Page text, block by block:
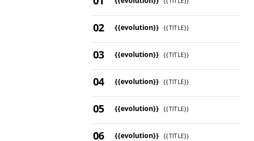
{{evolution}} {{TITLE}}
{{evolution}} {{TITLE}}
{{evolution}} {{TITLE}}
{{evolution}} {{TITLE}}
{{evolution}} {{TITLE}}